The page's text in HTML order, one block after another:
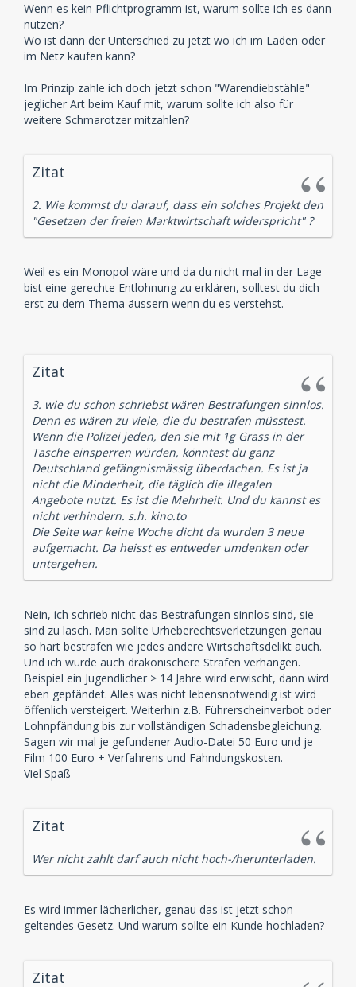
Wenn es kein Pflichtprogramm ist, warum sollte ich es dann
nutzen?
Wo ist dann der Unterschied zu jetzt wo ich im Laden oder
im Netz kaufen kann?
Im Prinzip zahle ich doch jetzt schon "Warendiebstähle"
jeglicher Art beim Kauf mit, warum sollte ich also für
weitere Schmarotzer mitzahlen?
Zitat
2. Wie kommst du darauf, dass ein solches Projekt den
"Gesetzen der freien Marktwirtschaft widerspricht" ?
Weil es ein Monopol wäre und da du nicht mal in der Lage
bist eine gerechte Entlohnung zu erklären, solltest du dich
erst zu dem Thema äussern wenn du es verstehst.
Zitat
3. wie du schon schriebst wären Bestrafungen sinnlos.
Denn es wären zu viele, die du bestrafen müsstest.
Wenn die Polizei jeden, den sie mit 1g Grass in der
Tasche einsperren würden, könntest du ganz
Deutschland gefängnismässig überdachen. Es ist ja
nicht die Minderheit, die täglich die illegalen
Angebote nutzt. Es ist die Mehrheit. Und du kannst es
nicht verhindern. s.h. kino.to
Die Seite war keine Woche dicht da wurden 3 neue
aufgemacht. Da heisst es entweder umdenken oder
untergehen.
Nein, ich schrieb nicht das Bestrafungen sinnlos sind, sie
sind zu lasch. Man sollte Urheberechtsverletzungen genau
so hart bestrafen wie jedes andere Wirtschaftsdelikt auch.
Und ich würde auch drakonischere Strafen verhängen.
Beispiel ein Jugendlicher > 14 Jahre wird erwischt, dann wird
eben gepfändet. Alles was nicht lebensnotwendig ist wird
öffenlich versteigert. Weiterhin z.B. Führerscheinverbot oder
Lohnpfändung bis zur vollständigen Schadensbegleichung.
Sagen wir mal je gefundener Audio-Datei 50 Euro und je
Film 100 Euro + Verfahrens und Fahndungskosten.
Viel Spaß
Zitat
Wer nicht zahlt darf auch nicht hoch-/herunterladen.
Es wird immer lächerlicher, genau das ist jetzt schon
geltendes Gesetz. Und warum sollte ein Kunde hochladen?
Zitat